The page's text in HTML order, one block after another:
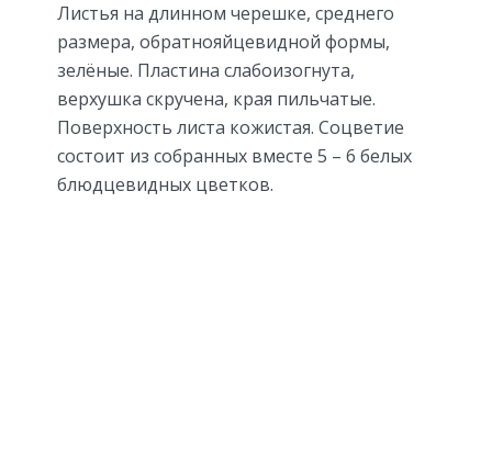
Листья на длинном черешке, среднего
размера, обратнояйцевидной формы,
зелёные. Пластина слабоизогнута,
верхушка скручена, края пильчатые.
Поверхность листа кожистая. Соцветие
состоит из собранных вместе 5 – 6 белых
блюдцевидных цветков.